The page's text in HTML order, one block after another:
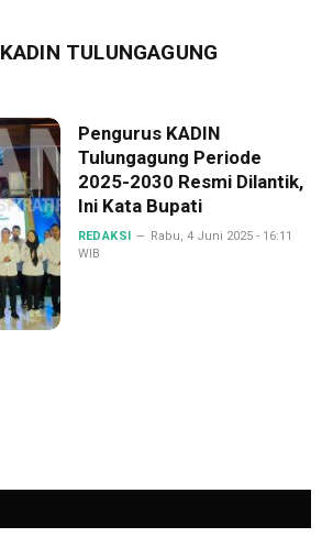
KADIN TULUNGAGUNG
Pengurus KADIN
Tulungagung Periode
2025-2030 Resmi Dilantik,
Ini Kata Bupati
REDAKSI
Rabu, 4 Juni 2025 - 16:11
WIB